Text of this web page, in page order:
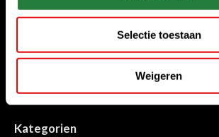
Selectie toestaan
Weigeren
Kundenservice
Informationen
Kategorien